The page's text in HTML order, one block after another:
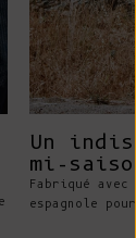
Un
mi-
Fabriqué
espagnole